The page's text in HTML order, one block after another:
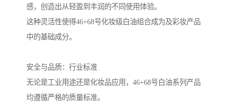
感，创造出从轻盈到丰润的不同使用体验。
这种灵活性使得46+68号化妆级白油组合成为及彩妆产品
中的基础成分。
安全与品质：行业标准
无论是工业用途还是化妆品应用，46+68号白油系列产品
均遵循严格的质量标准。